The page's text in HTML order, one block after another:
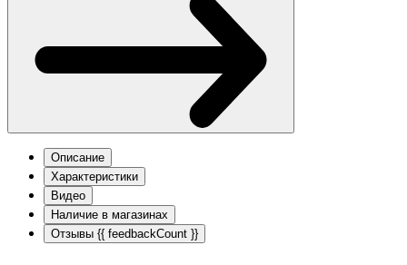
Описание
Характеристики
Видео
Наличие в магазинах
Отзывы {{ feedbackCount }}